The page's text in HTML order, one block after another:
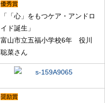
優秀賞
「「心」をもつケア・アンドロ
イド誕生」
富山市立五福小学校6年 役川
聡菜さん
奨励賞